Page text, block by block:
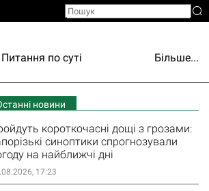
Питання по суті Більше...
новини
короткочасні дощі з грозами:
синоптики спрогнозували
на найближчі дні
17:23